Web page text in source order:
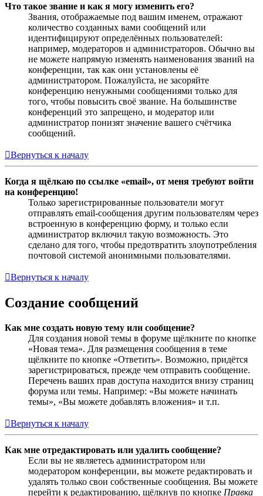
Что такое звание и как я могу изменить его?
Звания, отображаемые под вашим именем, отражают
количество созданных вами сообщений или
идентифицируют определённых пользователей:
например, модераторов и администраторов. Обычно вы
не можете напрямую изменять наименования званий на
конференции, так как они установлены её
администратором. Пожалуйста, не засоряйте
конференцию ненужными сообщениями только для
того, чтобы повысить своё звание. На большинстве
конференций это запрещено, и модератор или
администратор понизят значение вашего счётчика
сообщений.
Вернуться к началу
Когда я щёлкаю по ссылке «email», от меня требуют войти
на конференцию!
Только зарегистрированные пользователи могут
отправлять email-сообщения другим пользователям через
встроенную в конференцию форму, и только если
администратор включил такую возможность. Это
сделано для того, чтобы предотвратить злоупотребления
почтовой системой анонимными пользователями.
Вернуться к началу
Создание сообщений
Как мне создать новую тему или сообщение?
Для создания новой темы в форуме щёлкните по кнопке
«Новая тема». Для размещения сообщения в теме
щёлкните по кнопке «Ответить». Возможно, придётся
зарегистрироваться, прежде чем отправить сообщение.
Перечень ваших прав доступа находится внизу страниц
форума или темы. Например: «Вы можете начинать
темы», «Вы можете добавлять вложения» и т.п.
Вернуться к началу
Как мне отредактировать или удалить сообщение?
Если вы не являетесь администратором или
модератором конференции, вы можете редактировать и
удалять только свои собственные сообщения. Вы можете
перейти к редактированию, щёлкнув по кнопке Правка